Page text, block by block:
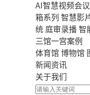
AI智慧视频会
箱系列 智慧影
统 庭审录播智
三馆一宫案例
体育馆 博物馆
新闻资讯
关于我们